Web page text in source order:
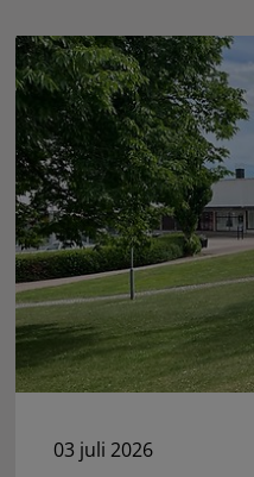
03 juli 2026